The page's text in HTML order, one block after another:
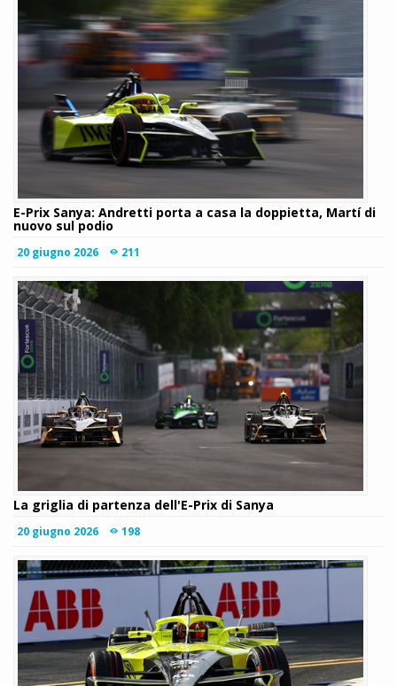
E-Prix Sanya: Andretti porta a casa la doppietta, Martí di
nuovo sul podio
20 giugno 2026 211
La griglia di partenza dell'E-Prix di Sanya
20 giugno 2026 198